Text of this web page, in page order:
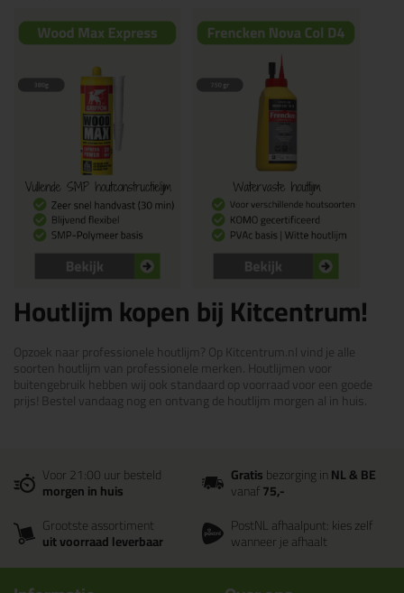
Houtlijm kopen bij Kitcentrum!
Opzoek naar professionele houtlijm? Op Kitcentrum.nl vind je alle
soorten houtlijm van professionele merken. Houtlijmen voor
buitengebruik hebben wij ook standaard op voorraad voor een goede
prijs! Bestel vandaag nog en ontvang de houtlijm morgen al in huis.
Voor 21:00 uur besteld
morgen in huis
Gratisbezorging inNL & BE
vanaf75,-
Grootste assortiment
uit voorraad leverbaar
PostNL afhaalpunt: kies zelf
wanneer je afhaalt